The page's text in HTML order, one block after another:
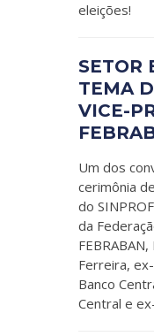
eleições!
SETOR
TEMA
VICE-
Um dos
cerimônia
do
da
Ferreira,
Banco
Central e